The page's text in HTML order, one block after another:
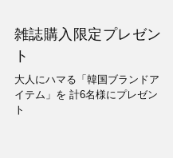
雑誌購入限定プレゼン
ト
大人にハマる「韓国ブランドア
イテム」を 計6名様にプレゼン
ト